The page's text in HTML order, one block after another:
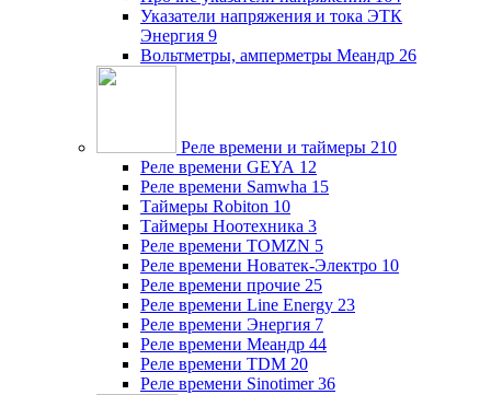
Указатели напряжения и тока ЭТК
Энергия 9
Вольтметры, амперметры Меандр 26
Реле времени и таймеры 210
Реле времени GEYA 12
Реле времени Samwha 15
Таймеры Robiton 10
Таймеры Ноотехника 3
Реле времени TOMZN 5
Реле времени Новатек-Электро 10
Реле времени прочие 25
Реле времени Line Energy 23
Реле времени Энергия 7
Реле времени Меандр 44
Реле времени TDM 20
Реле времени Sinotimer 36